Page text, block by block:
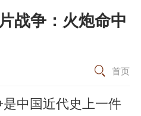
战争：火炮命中
首页
中国近代史上一件